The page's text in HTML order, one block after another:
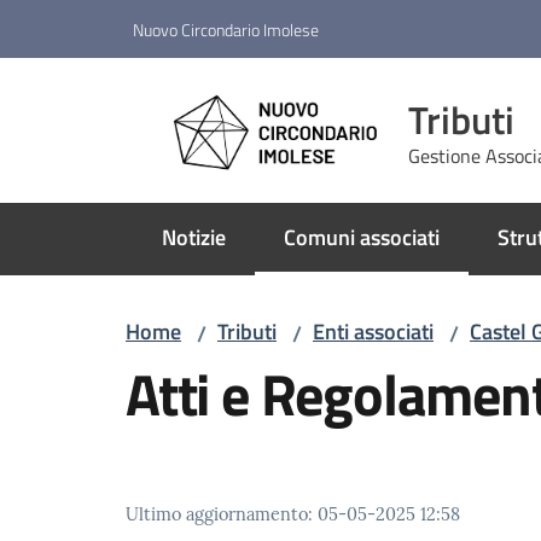
Nuovo Circondario Imolese
Tributi
Gestione
Notizie Comuni associati
Menu selezionato
Home / Tributi / Enti associati / Castel
Atti e
Ultimo aggiornamento: 05-05-2025 12:58